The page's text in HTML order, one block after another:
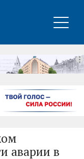
аварии в